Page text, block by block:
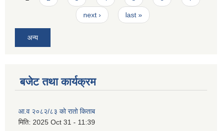
next › last »
अन्य
बजेट तथा कार्यक्रम
आ.व २०८२/८३ को रातो किताब
मिति: 2025 Oct 31 - 11:39